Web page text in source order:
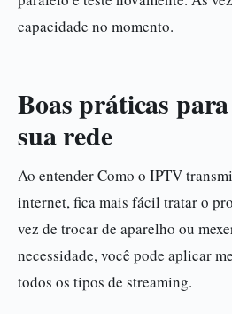
capacidade no momento.
Boas práticas
sua rede
Ao entender Como o IPTV
internet, fica mais fácil tratar o
vez de trocar de aparelho ou
necessidade, você pode aplicar
todos os tipos de streaming.